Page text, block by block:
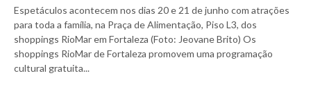
Espetáculos acontecem nos dias 20 e 21 de junho com atrações
para toda a família, na Praça de Alimentação, Piso L3, dos
shoppings RioMar em Fortaleza (Foto: Jeovane Brito) Os
shoppings RioMar de Fortaleza promovem uma programação
cultural gratuita...